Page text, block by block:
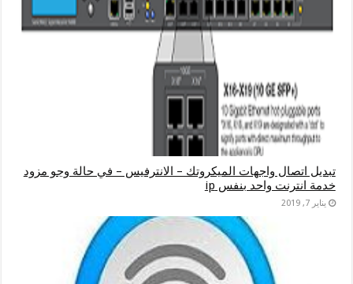
تبديل اتصال واجهات الميكروتك – الانترفيس – في حالة وجو مزود
خدمة انترنت واحد بنفس ip
يناير 7, 2019